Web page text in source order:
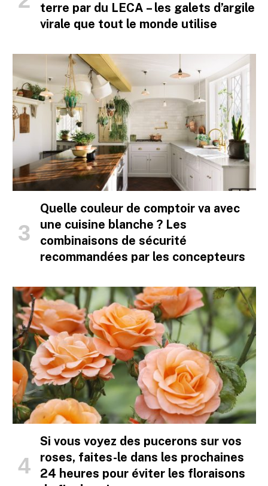
terre par du LECA – les galets d’argile
virale que tout le monde utilise
Quelle couleur de comptoir va avec
une cuisine blanche ? Les
combinaisons de sécurité
recommandées par les concepteurs
Si vous voyez des pucerons sur vos
roses, faites-le dans les prochaines
24 heures pour éviter les floraisons